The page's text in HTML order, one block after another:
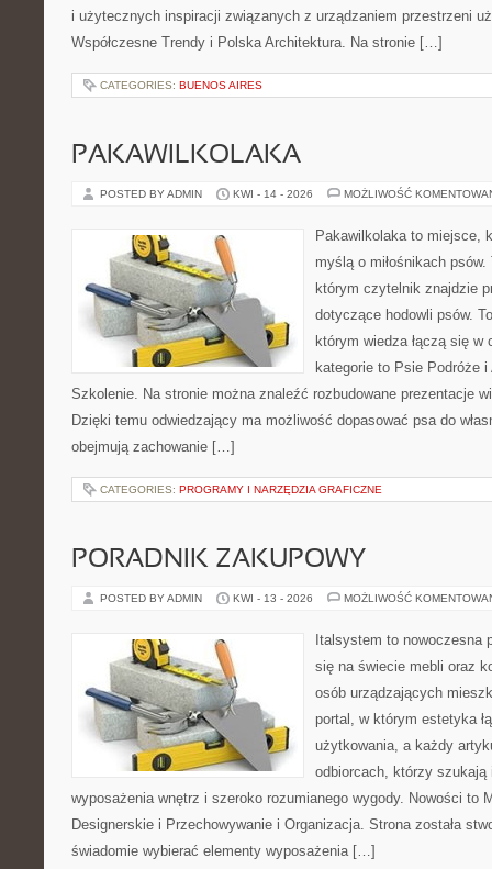
i użytecznych inspiracji związanych z urządzaniem przestrzeni
Współczesne Trendy i Polska Architektura. Na stronie […]
CATEGORIES: BUENOS AIRES
PAKAWILKOLAKA
POSTED BY ADMIN KWI - 14 - 2026 MOŻLIWOŚĆ
Pakawilkolaka to miejsce,
myślą o miłośnikach
którym czytelnik znajdzie
dotyczące hodowli psów.
którym wiedza łączą się
kategorie to Psie Podróże
Szkolenie. Na stronie można znaleźć rozbudowane prezentacje
Dzięki temu odwiedzający ma możliwość dopasować psa do
obejmują zachowanie […]
CATEGORIES: PROGRAMY I NARZĘDZIA GRAFICZNE
PORADNIK ZAKUPOWY
POSTED BY ADMIN KWI - 13 - 2026 MOŻLIWOŚĆ
Italsystem to nowoczesna
się na świecie mebli oraz
osób urządzających
portal, w którym estetyka
użytkowania, a każdy
odbiorcach, którzy
wyposażenia wnętrz i szeroko rozumianego wygody. Nowości to
Designerskie i Przechowywanie i Organizacja. Strona została
świadomie wybierać elementy wyposażenia […]